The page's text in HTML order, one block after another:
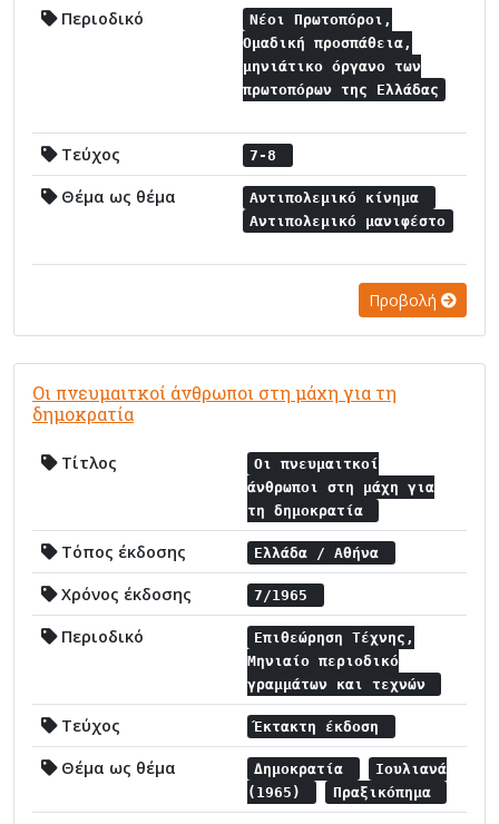
Περιοδικό
Νέοι Πρωτοπόροι,
Ομαδική προσπάθεια,
μηνιάτικο όργανο των
πρωτοπόρων της Ελλάδας
Τεύχος 7-8
Θέμα ως θέμα
Αντιπολεμικό κίνημα
Αντιπολεμικό μανιφέστο
Προβολή
Οι πνευμαιτκοί άνθρωποι στη μάχη για τη
δημοκρατία
Τίτλος
Οι πνευμαιτκοί
άνθρωποι στη μάχη για
τη δημοκρατία
Τόπος έκδοσης Ελλάδα / Αθήνα
Χρόνος έκδοσης 7/1965
Περιοδικό
Επιθεώρηση Τέχνης,
Μηνιαίο περιοδικό
γραμμάτων και τεχνών
Τεύχος Έκτακτη έκδοση
Θέμα ως θέμα Δημοκρατία
Ιουλιανά
(1965)
Πραξικόπημα